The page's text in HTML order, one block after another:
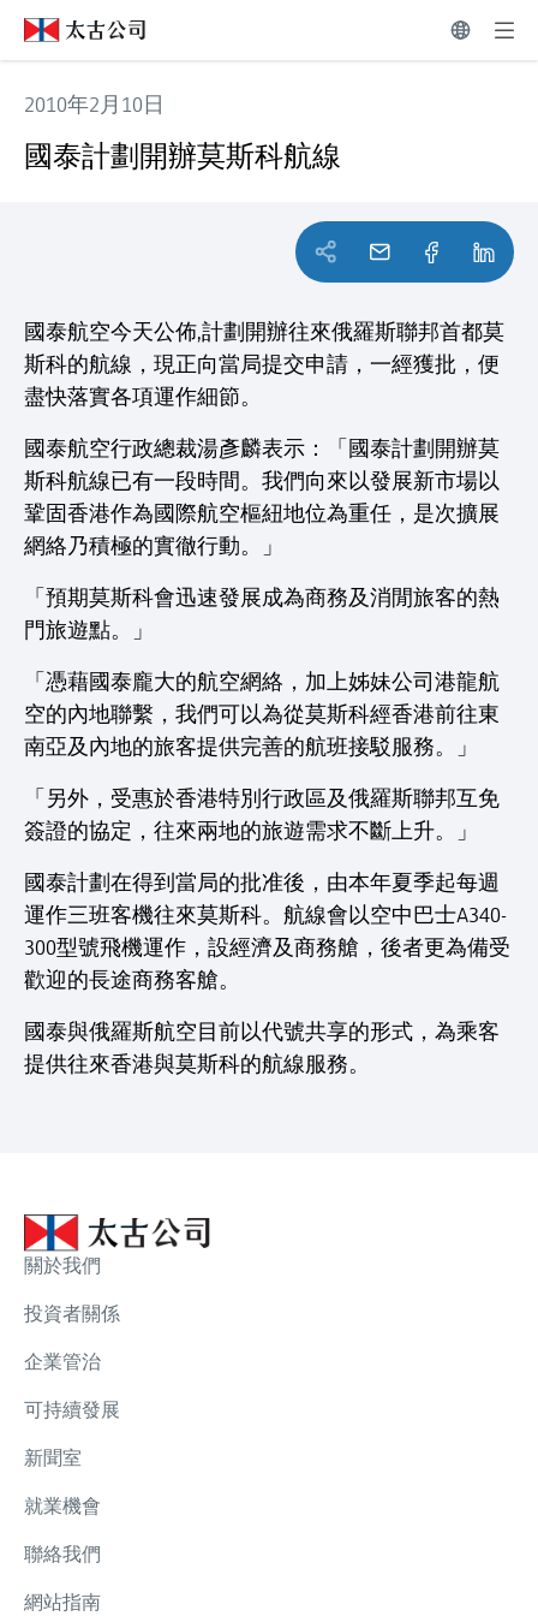
2010年2月10日
國泰計劃開辦莫斯科航線
國泰航空今天公佈,計劃開辦往來俄羅斯聯邦首都莫
斯科的航線，現正向當局提交申請，一經獲批，便
盡快落實各項運作細節。
國泰航空行政總裁湯彥麟表示：「國泰計劃開辦莫
斯科航線已有一段時間。我們向來以發展新市場以
鞏固香港作為國際航空樞紐地位為重任，是次擴展
網絡乃積極的實徹行動。」
「預期莫斯科會迅速發展成為商務及消閒旅客的熱
門旅遊點。」
「憑藉國泰龐大的航空網絡，加上姊妹公司港龍航
空的內地聯繫，我們可以為從莫斯科經香港前往東
南亞及內地的旅客提供完善的航班接駁服務。」
「另外，受惠於香港特別行政區及俄羅斯聯邦互免
簽證的協定，往來兩地的旅遊需求不斷上升。」
國泰計劃在得到當局的批准後，由本年夏季起每週
運作三班客機往來莫斯科。航線會以空中巴士A340-
300型號飛機運作，設經濟及商務艙，後者更為備受
歡迎的長途商務客艙。
國泰與俄羅斯航空目前以代號共享的形式，為乘客
提供往來香港與莫斯科的航線服務。
關於我們
投資者關係
企業管治
可持續發展
新聞室
就業機會
聯絡我們
網站指南